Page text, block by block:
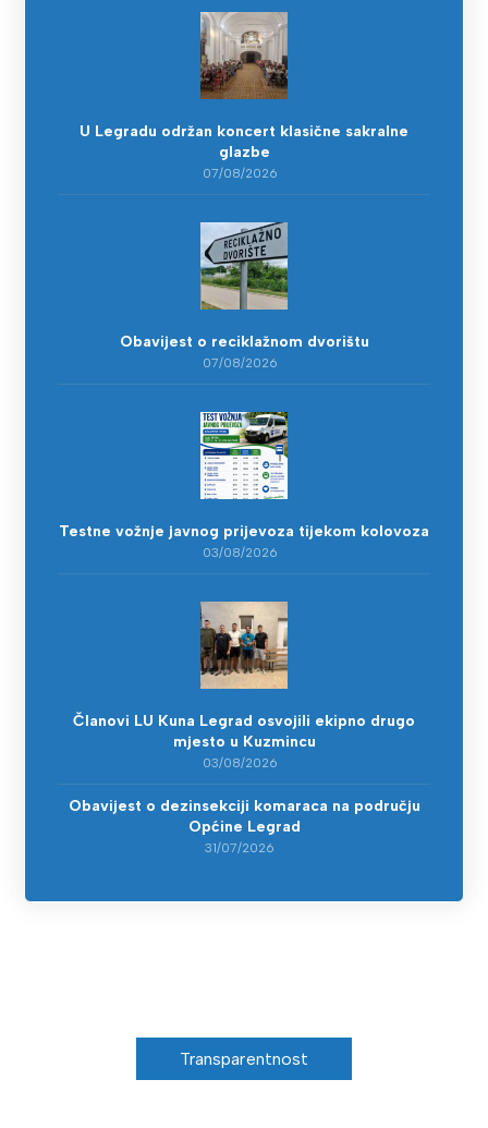
U Legradu održan koncert klasične sakralne
glazbe
07/08/2026
Obavijest o reciklažnom dvorištu
07/08/2026
Testne vožnje javnog prijevoza tijekom kolovoza
03/08/2026
Članovi LU Kuna Legrad osvojili ekipno drugo
mjesto u Kuzmincu
03/08/2026
Obavijest o dezinsekciji komaraca na području
Općine Legrad
31/07/2026
Transparentnost